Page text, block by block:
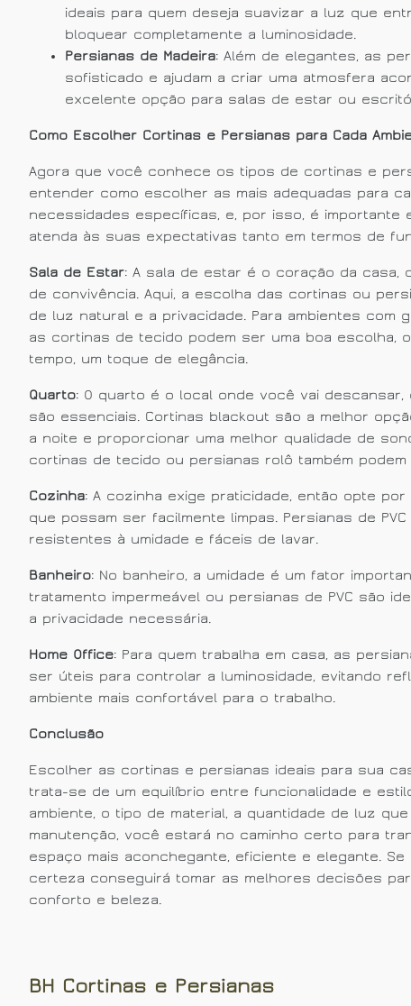
ideais para quem deseja suavizar a luz que
bloquear completamente a luminosidade.
Persianas de Madeira: Além de elegantes, as
sofisticado e ajudam a criar uma atmosfera
excelente opção para salas de estar ou
Como Escolher Cortinas e Persianas para Cada
Agora que você conhece os tipos de cortinas e
entender como escolher as mais adequadas para
necessidades específicas, e, por isso, é
atenda às suas expectativas tanto em termos de
Sala de Estar: A sala de estar é o coração da casa,
de convivência. Aqui, a escolha das cortinas ou
de luz natural e a privacidade. Para ambientes com
as cortinas de tecido podem ser uma boa escolha,
tempo, um toque de elegância.
Quarto: O quarto é o local onde você vai
são essenciais. Cortinas blackout são a melhor
a noite e proporcionar uma melhor qualidade de
cortinas de tecido ou persianas rolô também
Cozinha: A cozinha exige praticidade, então opte
que possam ser facilmente limpas. Persianas de
resistentes à umidade e fáceis de lavar.
Banheiro: No banheiro, a umidade é um fator
tratamento impermeável ou persianas de PVC são
a privacidade necessária.
Home Office: Para quem trabalha em casa, as
ser úteis para controlar a luminosidade, evitando
ambiente mais confortável para o trabalho.
Conclusão
Escolher as cortinas e persianas ideais para sua
trata-se de um equilíbrio entre funcionalidade e
ambiente, o tipo de material, a quantidade de luz
manutenção, você estará no caminho certo para
espaço mais aconchegante, eficiente e elegante.
certeza conseguirá tomar as melhores decisões
conforto e beleza.
BH Cortinas e Persianas